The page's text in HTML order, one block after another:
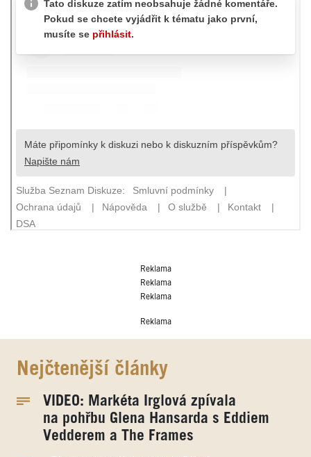
Reklama
Reklama
Reklama
Reklama
Nejčtenější články
VIDEO: Markéta Irglová zpívala
na pohřbu Glena Hansarda s Eddiem
Vedderem a The Frames